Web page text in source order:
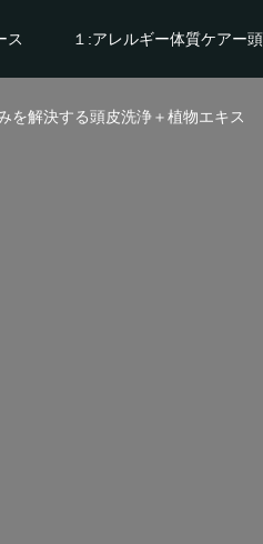
ス １:アレルギー体質ケアー
を解決する頭皮洗浄＋植物エキス